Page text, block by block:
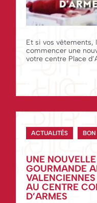
Et si vos vêtements,
commencer une nouvelle
votre centre Place
permettre de
ACTUALITÉS
UNE
GOURMANDE
AU CENTRE
D’ARMES